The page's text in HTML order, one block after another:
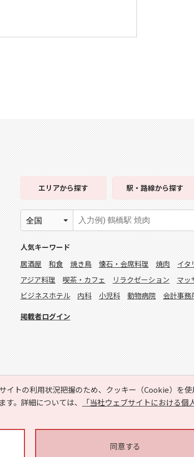
トの利用状況把握のため、クッキー（Cookie）を
。詳細については、
「当社ウェブサイトにおける個
同意する
エリアから探す 駅・路線から探す
人気キーワード
居酒屋
和食 焼き鳥 懐石・会席料理 焼肉 イタ
アジア料理
喫茶・カフェ リラクゼーション マッ
ビジネスホテル
内科 小児科 動物病院 会計事務
掲載者ログイン
All Rights Reserved.